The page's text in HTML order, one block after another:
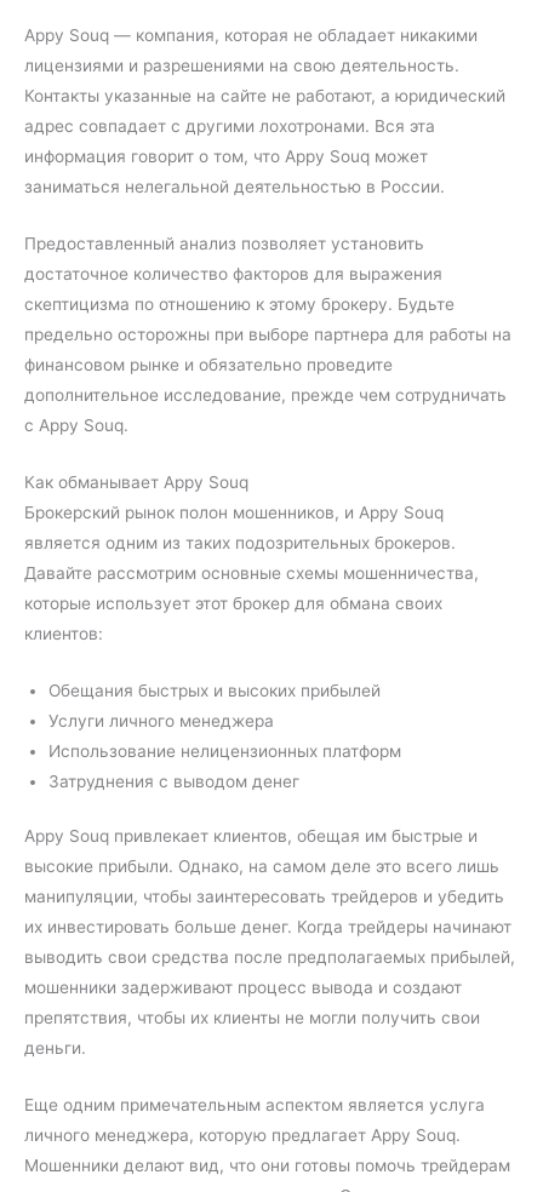
Appy Souq — компания, которая не обладает никакими
лицензиями и разрешениями на свою деятельность.
Контакты указанные на сайте не работают, а юридический
адрес совпадает с другими лохотронами. Вся эта
информация говорит о том, что Appy Souq может
заниматься нелегальной деятельностью в России.
Предоставленный анализ позволяет установить
достаточное количество факторов для выражения
скептицизма по отношению к этому брокеру. Будьте
предельно осторожны при выборе партнера для работы на
финансовом рынке и обязательно проведите
дополнительное исследование, прежде чем сотрудничать
с Appy Souq.
Как обманывает Appy Souq
Брокерский рынок полон мошенников, и Appy Souq
является одним из таких подозрительных брокеров.
Давайте рассмотрим основные схемы мошенничества,
которые использует этот брокер для обмана своих
клиентов:
Обещания быстрых и высоких прибылей
Услуги личного менеджера
Использование нелицензионных платформ
Затруднения с выводом денег
Appy Souq привлекает клиентов, обещая им быстрые и
высокие прибыли. Однако, на самом деле это всего лишь
манипуляции, чтобы заинтересовать трейдеров и убедить
их инвестировать больше денег. Когда трейдеры начинают
выводить свои средства после предполагаемых прибылей,
мошенники задерживают процесс вывода и создают
препятствия, чтобы их клиенты не могли получить свои
деньги.
Еще одним примечательным аспектом является услуга
личного менеджера, которую предлагает Appy Souq.
Мошенники делают вид, что они готовы помочь трейдерам